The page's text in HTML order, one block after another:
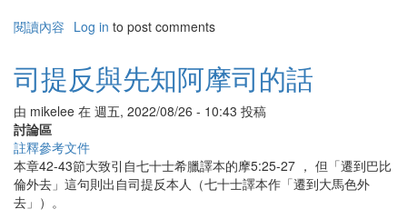
閱讀內容 有
摩
書
介
Log in to post comments
司提反與先知阿摩司的話
由 mikelee 在 週五, 2022/08/26 - 10:43 投稿
討論區
註釋參考文件
本章42-43節大致引自七十士希臘譯本的摩5:25-27 ， 但「遷到巴比
倫外去」這句則出自司提反本人（七十士譯本作「遷到大馬色外
去」）。